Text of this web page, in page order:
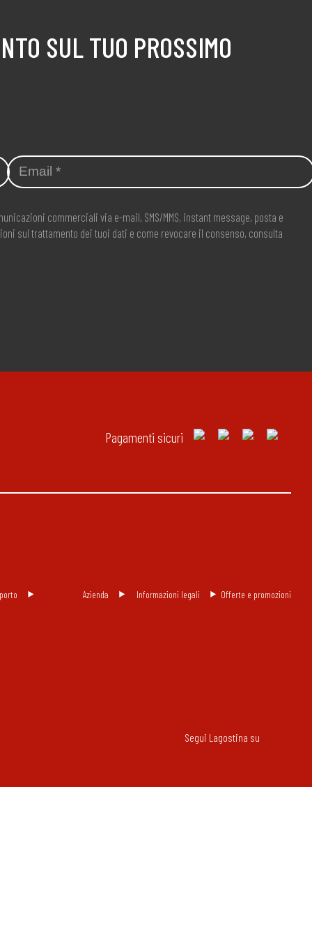
SUL TUO PROSSIMO
commerciali via e-mail, SMS/MMS, instant message, posta e
sul trattamento dei tuoi dati e come revocare il consenso, consulta
Pagamenti sicuri
Azienda Informazioni legali Offerte e promozioni
Segui Lagostina su